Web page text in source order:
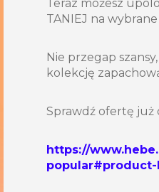
Teraz możesz
TANIEJ na
Nie przegap
kolekcję
Sprawdź ofertę już
https://